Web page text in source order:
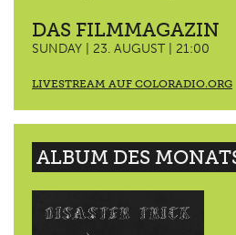
DAS FILMMAGAZIN
SUNDAY | 23. AUGUST | 21:00
LIVESTREAM AUF COLORADIO.ORG
ALBUM DES